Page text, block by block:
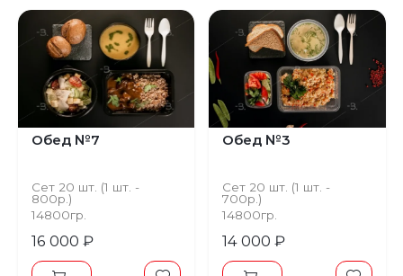
Обед №7
Сет 20 шт. (1 шт. -
800р.)
14800гр.
16 000 ₽
Обед №3
Сет 20 шт. (1 шт. -
700р.)
14800гр.
14 000 ₽